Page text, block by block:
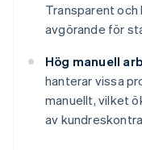
Transparent
avgörande för
Hög manuell
hanterar vissa
manuellt, vilket
av